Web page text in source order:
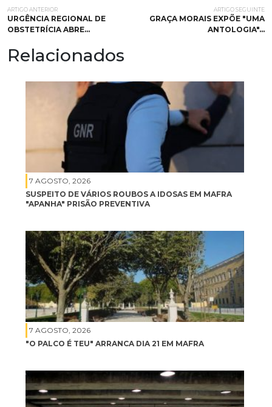
ARTIGO ANTERIOR
URGÊNCIA REGIONAL DE
OBSTETRÍCIA ABRE…
ARTIGO SEGUINTE
GRAÇA MORAIS EXPÕE "UMA
ANTOLOGIA"…
Relacionados
7 AGOSTO, 2026
SUSPEITO DE VÁRIOS ROUBOS A IDOSAS EM MAFRA
"APANHA" PRISÃO PREVENTIVA
7 AGOSTO, 2026
"O PALCO É TEU" ARRANCA DIA 21 EM MAFRA